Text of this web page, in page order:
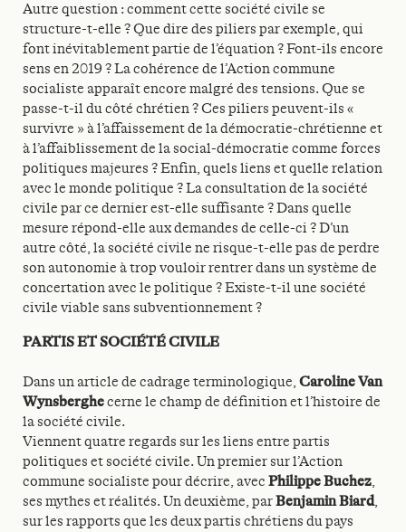
Autre question : comment cette société civile se
structure-t-elle ? Que dire des piliers par exemple, qui
font inévitablement partie de l’équation ? Font-ils encore
sens en 2019 ? La cohérence de l’Action commune
socialiste apparaît encore malgré des tensions. Que se
passe-t-il du côté chrétien ? Ces piliers peuvent-ils «
survivre » à l’affaissement de la démocratie-chrétienne et
à l’affaiblissement de la social-démocratie comme forces
politiques majeures ? Enfin, quels liens et quelle relation
avec le monde politique ? La consultation de la société
civile par ce dernier est-elle suffisante ? Dans quelle
mesure répond-elle aux demandes de celle-ci ? D’un
autre côté, la société civile ne risque-t-elle pas de perdre
son autonomie à trop vouloir rentrer dans un système de
concertation avec le politique ? Existe-t-il une société
civile viable sans subventionnement ?
PARTIS ET SOCIÉTÉ CIVILE
Dans un article de cadrage terminologique, Caroline Van
Wynsberghecerne le champ de définition et l’histoire de
la société civile.
Viennent quatre regards sur les liens entre partis
politiques et société civile. Un premier sur l’Action
commune socialiste pour décrire, avec Philippe Buchez,
ses mythes et réalités. Un deuxième, parBenjamin Biard,
sur les rapports que les deux partis chrétiens du pays